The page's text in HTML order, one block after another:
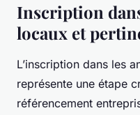
Inscription
locaux et
L’inscription dans les
représente une étape
référencement